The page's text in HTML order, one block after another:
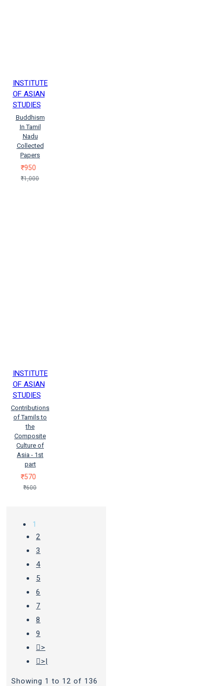
INSTITUTE
OF ASIAN
STUDIES
Buddhism
In Tamil
Nadu
Collected
Papers
₹950
₹1,000
INSTITUTE
OF ASIAN
STUDIES
Contributions
of Tamils to
the
Composite
Culture of
Asia - 1st
part
₹570
₹600
1
2
3
4
5
6
7
8
9
>
>|
Showing 1 to 12 of 136